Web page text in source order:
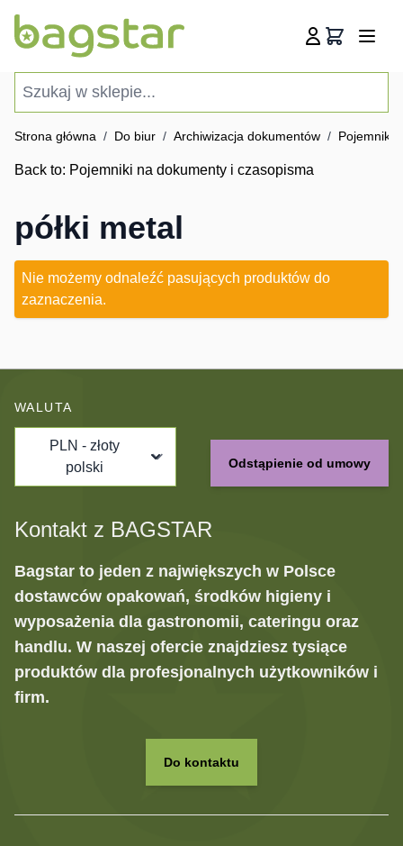
Koszyk
Strona główna / Do biur / Archiwizacja dokumentów / Pojemniki
Back to: Pojemniki na dokumenty i czasopisma
półki metal
Nie możemy odnaleźć pasujących produktów do
zaznaczenia.
WALUTA
PLN - złoty
polski
Odstąpienie od umowy
Kontakt z BAGSTAR
Bagstar to jeden z największych w Polsce
dostawców opakowań, środków higieny i
wyposażenia dla gastronomii, cateringu oraz
handlu. W naszej ofercie znajdziesz tysiące
produktów dla profesjonalnych użytkowników i
firm.
Do kontaktu